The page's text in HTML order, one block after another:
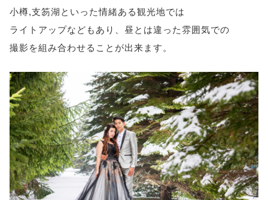
小樽,支笏湖といった情緒ある観光地では
ライトアップなどもあり、昼とは違った雰囲気での
撮影を組み合わせることが出来ます。